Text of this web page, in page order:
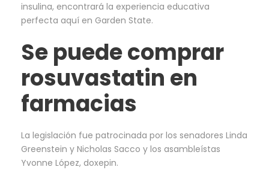
insulina, encontrará la experiencia educativa
perfecta aquí en Garden State.
Se puede comprar
rosuvastatin en
farmacias
La legislación fue patrocinada por los senadores Linda
Greenstein y Nicholas Sacco y los asambleístas
Yvonne López, doxepin.